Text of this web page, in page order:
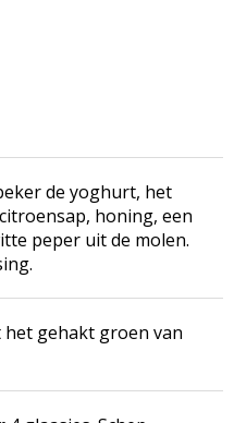
de yoghurt, het
honing, een
peper uit de molen.
gehakt groen van